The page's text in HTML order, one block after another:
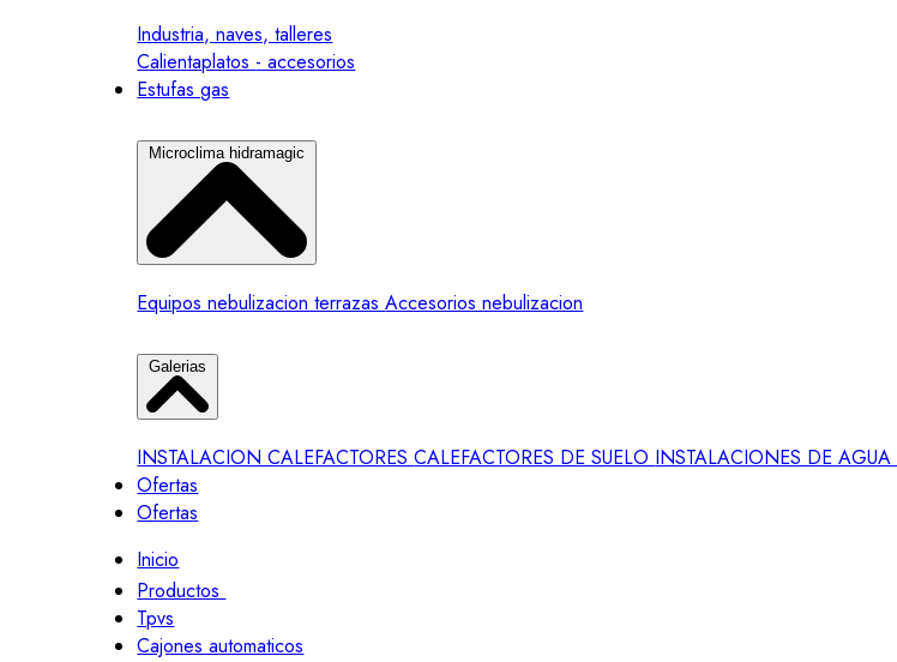
Industria, naves, talleres
Calientaplatos - accesorios
Estufas gas
Microclima hidramagic
Equipos nebulizacion terrazasAccesorios nebulizacion
Galerias
INSTALACION CALEFACTORESCALEFACTORES DE SUELO INSTALACIONES DE AGUA
Ofertas
Ofertas
Inicio
Productos
Tpvs
Cajones automaticos